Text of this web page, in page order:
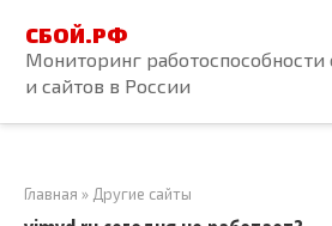
контенту
СБОЙ.РФ
Мониторинг работоспособности
и сайтов в России
Главная » Другие сайты